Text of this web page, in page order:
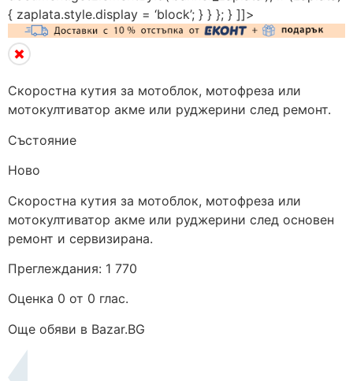
{ zaplata.style.display = ‘block’; } } }; } ]]>
Скоростна кутия за мотоблок, мотофреза или
мотокултиватор акме или руджерини след ремонт.
Състояние
Ново
Скоростна кутия за мотоблок, мотофреза или
мотокултиватор акме или руджерини след основен
ремонт и сервизирана.
Преглеждания: 1 770
Оценка 0 от 0 глас.
Още обяви в Bazar.BG